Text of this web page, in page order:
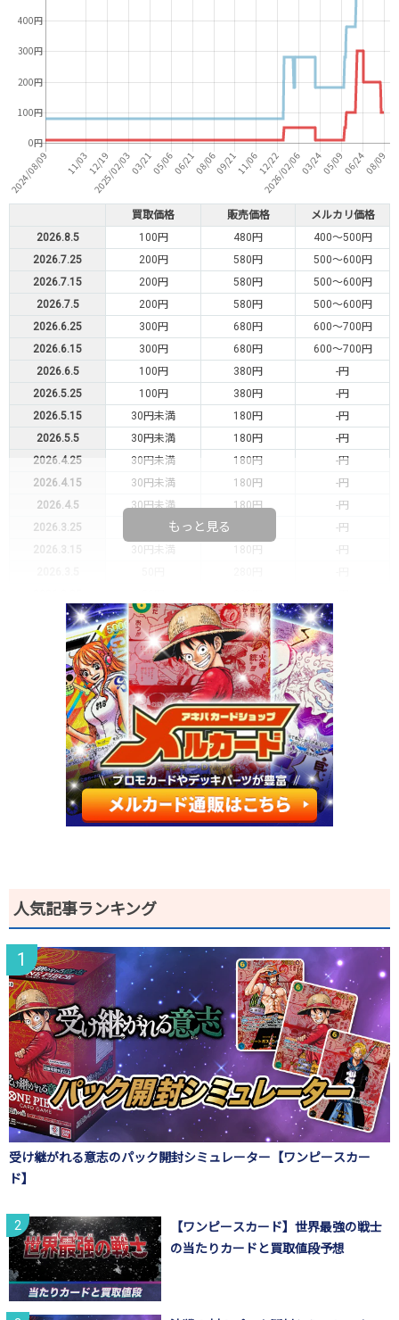
買取価格 販売価格
メルカリ価格
2026.8.5
100円 480円
400～500円
2026.7.25
200円 580円
500～600円
2026.7.15
200円 580円
500～600円
2026.7.5
200円 580円
500～600円
2026.6.25
300円 680円
600～700円
2026.6.15
300円 680円
600～700円
2026.6.5
100円 380円
-円
2026.5.25
100円 380円
-円
2026.5.15
30円未満 180円
-円
2026.5.5
30円未満 180円
-円
2026.4.25
30円未満 180円
-円
2026.4.15
30円未満 180円
-円
2026.4.5
30円未満 180円
-円
2026.3.25
30円未満
-円
2026.3.15
30円未満 180円
-円
2026.2.15
50円 280円
2026.2.5
50円 280円
2026.1.25
50円 280円
2026.1.15
50円 280円
2026.1.5
50円 280円
2025.12.25
30円未満 80円
2025.12.15
30円未満 80円
2025.12.5
30円未満 80円
2025.11.25
30円未満 80円
2025.11.15
30円未満 80円
もっと見る
人気記事ランキング
受け継がれる意志のパック開封シミュレーター【ワンピースカー
ド】
【ワンピースカード】世界最強の戦士
の当たりカードと買取値段予想